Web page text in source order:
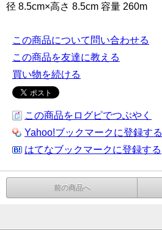
径 8.5cm×高さ 8.5cm 容量 260m
この商品について問い合わせる
この商品を友達に教える
買い物を続ける
この商品をログピでつぶやく
Yahoo!ブックマークに登録する
はてなブックマークに登録する
前の商品へ